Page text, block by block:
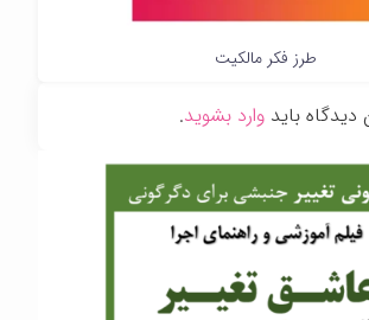
طرز فکر مالکیت
دیدگاه باید وارد بشوید.